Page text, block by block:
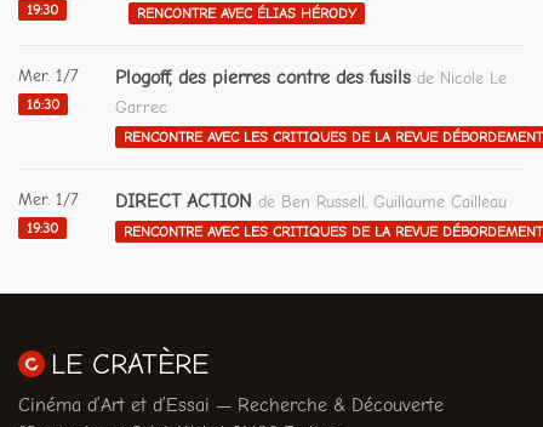
19:30 RENCONTRE AVEC ÉLIAS HÉRODY
Mer. 1/7
16:30
Plogoff, des pierres contre des fusils de Nicole Le
Garrec
RENCONTRE AVEC LES CRITIQUES DE LA REVUE
Mer. 1/7
19:30
DIRECT ACTION de Ben Russell, Guillaume Cailleau
RENCONTRE AVEC LES CRITIQUES DE LA REVUE
LE CRATÈRE
Cinéma d’Art et d’Essai — Recherche & Découverte